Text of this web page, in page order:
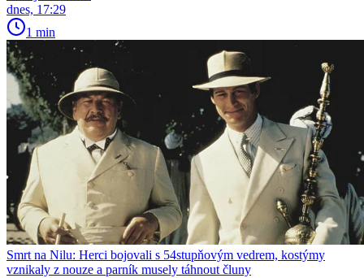
dnes, 17:29
1 min
Smrt na Nilu: Herci bojovali s 54stupňovým vedrem, kostýmy
vznikaly z nouze a parník musely táhnout čluny